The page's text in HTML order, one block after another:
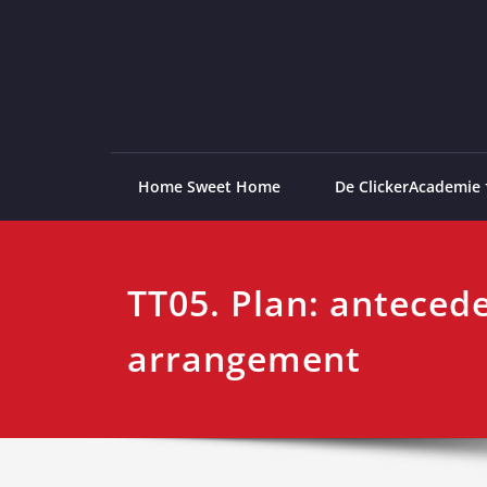
Home Sweet Home De ClickerAcademie
TT05. Plan:
arrangement